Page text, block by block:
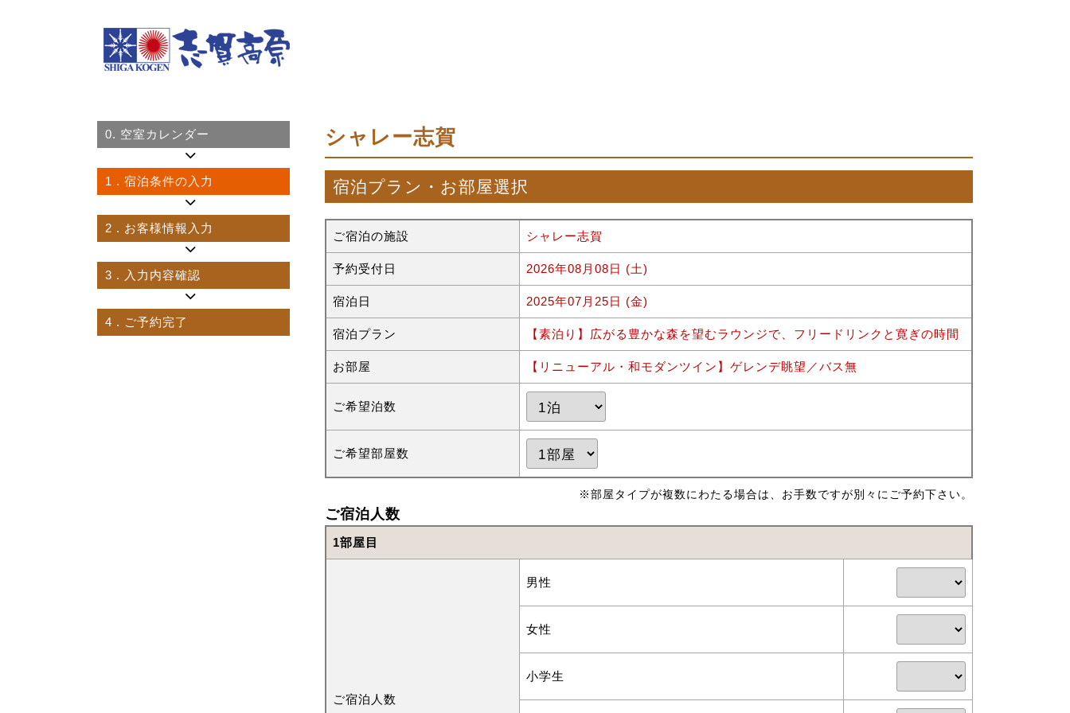
0. 空室カレンダー
1 . 宿泊条件の入力
2 . お客様情報入力
3 . 入力内容確認
4 . ご予約完了
シャレー志賀
宿泊プラン・お部屋選択
ご宿泊の施設 シャレー志賀
予約受付日 2026年08月08日 (土)
宿泊日 2025年07月25日 (金)
宿泊プラン 【素泊り】広がる豊かな森を望むラウンジで、フリードリンクと寛ぎの時間
お部屋 【リニューアル・和モダンツイン】ゲレンデ眺望／バス無
ご希望泊数
ご希望部屋数
※部屋タイプが複数にわたる場合は、お手数ですが別々にご予約下さい。
ご宿泊人数
1部屋目
ご宿泊人数
男性
女性
小学生